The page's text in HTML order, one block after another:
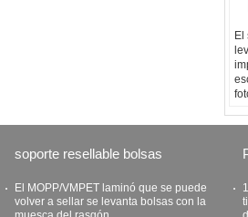
El
soporte resellable bolsas
El MOPP/VMPET laminó que se puede
volver a sellar se levanta bolsas con la